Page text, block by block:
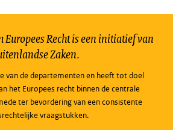
Europees Recht is een initiatief van
Zaken.
van de departementen en heeft tot doel
het Europees recht binnen de centrale
ter bevordering van een consistente
vraagstukken.